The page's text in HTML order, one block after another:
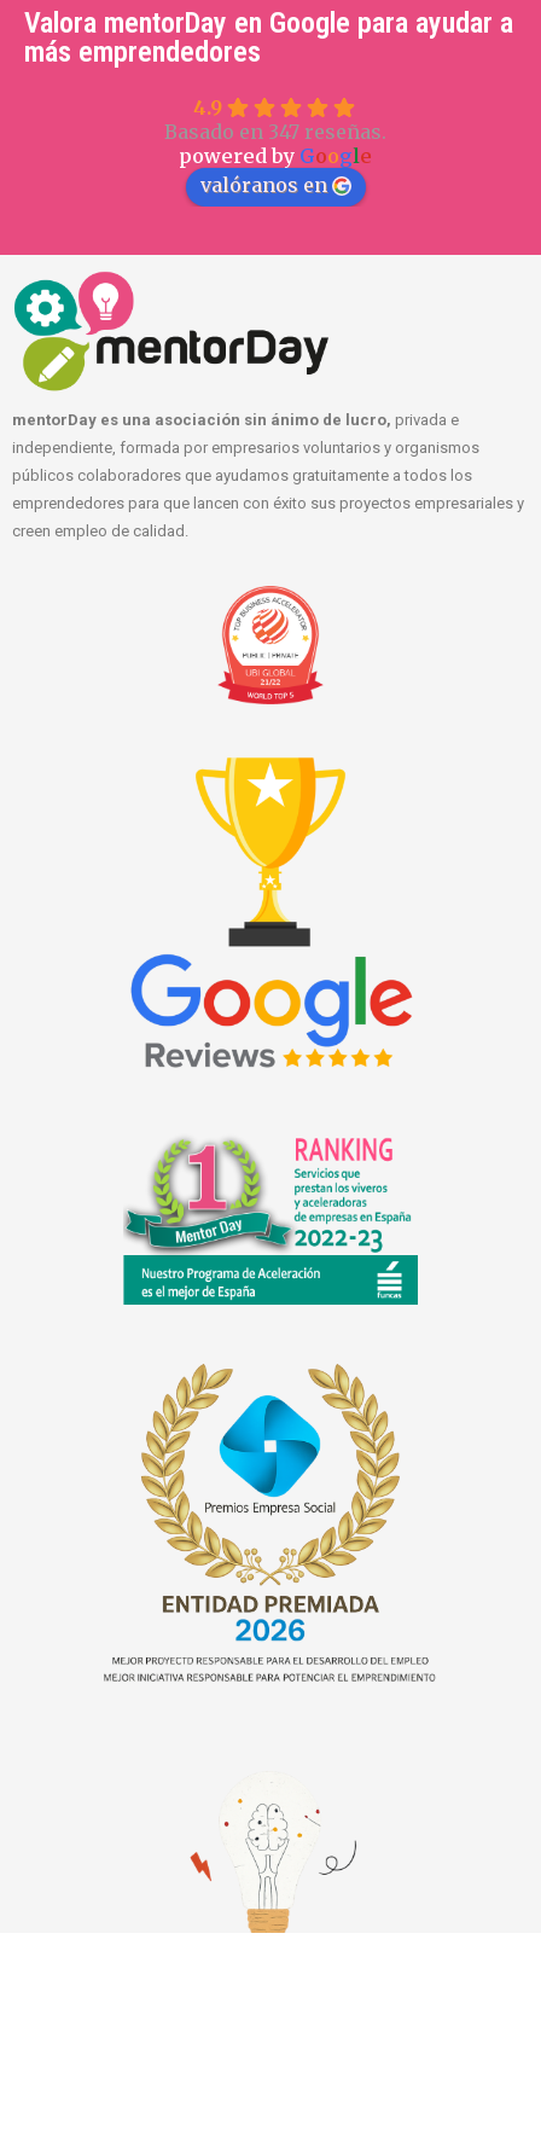
Valora mentorDay en Google para ayudar a
más emprendedores
4.9
Basado en 347 reseñas.
powered by Google
valóranos en
mentorDay es una asociación sin ánimo de lucro, privada e
independiente, formada por empresarios voluntarios y organismos
públicos colaboradores que ayudamos gratuitamente a todos los
emprendedores para que lancen con éxito sus proyectos empresariales y
creen empleo de calidad.